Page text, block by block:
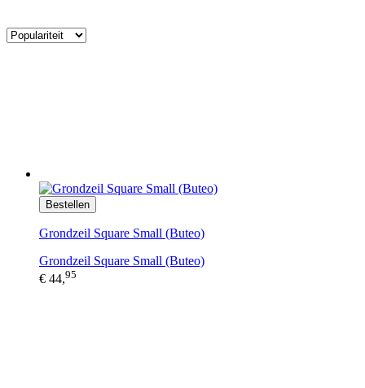
Bestellen
Grondzeil Square Small​ (Buteo)
Grondzeil Square Small (Buteo)
€ 44,95